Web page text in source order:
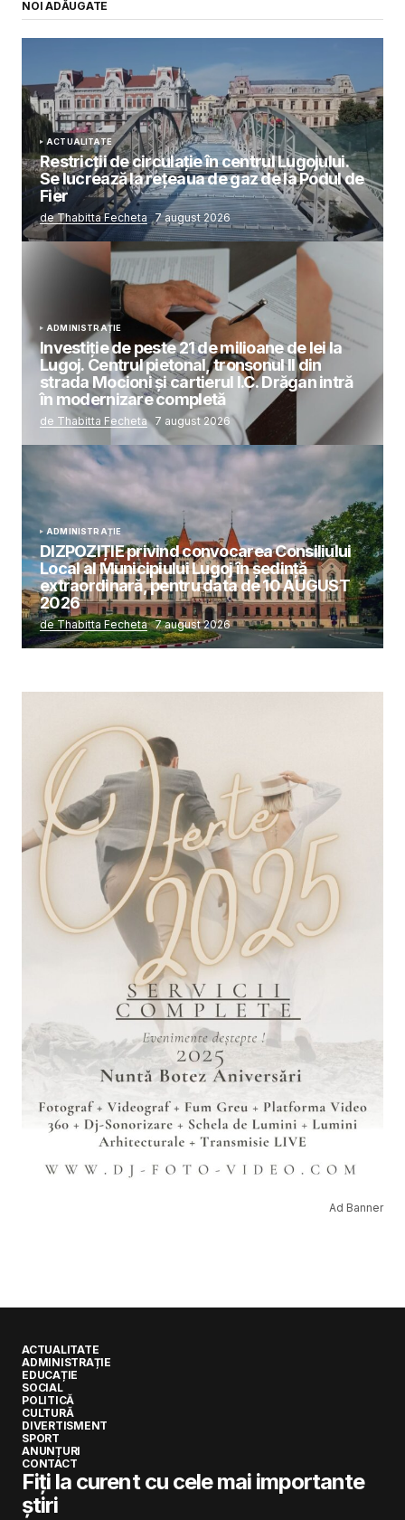
NOI ADĂUGATE
ACTUALITATE
Restricții de circulație în centrul Lugojului.
Se lucrează la rețeaua de gaz de la Podul de
Fier
de Thabitta Fecheta 7 august 2026
ADMINISTRAȚIE
Investiție de peste 21 de milioane de lei la
Lugoj. Centrul pietonal, tronsonul II din
strada Mocioni și cartierul I.C. Drăgan intră
în modernizare completă
de Thabitta Fecheta 7 august 2026
ADMINISTRAȚIE
DIZPOZIȚIE privind convocarea Consiliului
Local al Municipiului Lugoj în şedinţă
extraordinară, pentru data de 10 AUGUST
2026
de Thabitta Fecheta 7 august 2026
Ad Banner
ACTUALITATE
ADMINISTRAȚIE
EDUCAȚIE
SOCIAL
POLITICĂ
CULTURĂ
DIVERTISMENT
SPORT
ANUNȚURI
CONTACT
Fiți la curent cu cele mai importante
știri